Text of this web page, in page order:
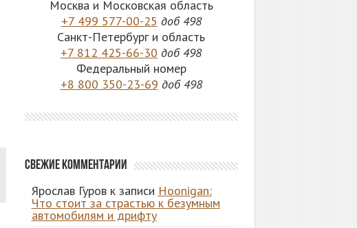
Москва и Московская область
+7 499 577-00-25 доб 498
Санкт-Петербург и область
+7 812 425-66-30 доб 498
Федеральный номер
+8 800 350-23-69 доб 498
Свежие комментарии
Ярослав Гуровк записи Hoonigan:
Что стоит за страстью к безумным
автомобилям и дрифту